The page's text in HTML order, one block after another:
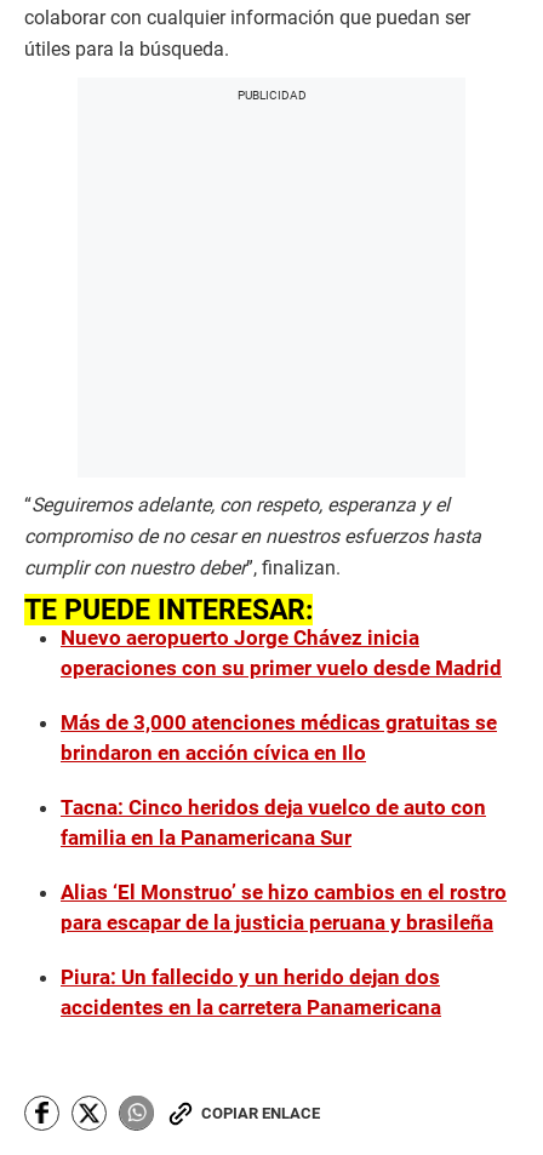
colaborar con cualquier información que puedan ser
útiles para la búsqueda.
“Seguiremos adelante, con respeto, esperanza y el
compromiso de no cesar en nuestros esfuerzos hasta
cumplir con nuestro deber”, finalizan.
TE PUEDE INTERESAR:
Nuevo aeropuerto Jorge Chávez inicia
operaciones con su primer vuelo desde Madrid
Más de 3,000 atenciones médicas gratuitas se
brindaron en acción cívica en Ilo
Tacna: Cinco heridos deja vuelco de auto con
familia en la Panamericana Sur
Alias ‘El Monstruo’ se hizo cambios en el rostro
para escapar de la justicia peruana y brasileña
Piura: Un fallecido y un herido dejan dos
accidentes en la carretera Panamericana
COPIAR ENLACE